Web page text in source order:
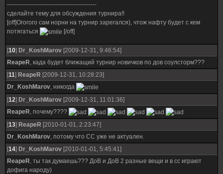
---------------------------------------------
сделайте тему для обсуждения турнира!!
[off]Огогого сам норни на турнир зарегался), чтож нафту будет с кем
потягаться
[/off]
[10] Dr_KoshMarov [2009-12-31, 9:46:54]
ReapeR, када будет ближащий турнир новичков по дов соулсторм???
[11] ReapeR [2009-12-31, 10:28:23]
Dr_KoshMarov, никогда
[12] Dr_KoshMarov [2009-12-31, 11:01:36]
ReapeR, почему????
[13] ReapeR [2010-01-01, 2:23:47]
Dr_KoshMarov, потому что СС уже не актуален.
[14] Dr_KoshMarov [2010-01-01, 5:45:41]
ReapeR, ты так думаешь??? ДоВ и ДоВ 2 разные вещи и в сс играют
дофига народу)